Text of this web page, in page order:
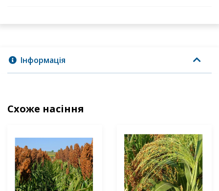
Інформація
Схоже насіння